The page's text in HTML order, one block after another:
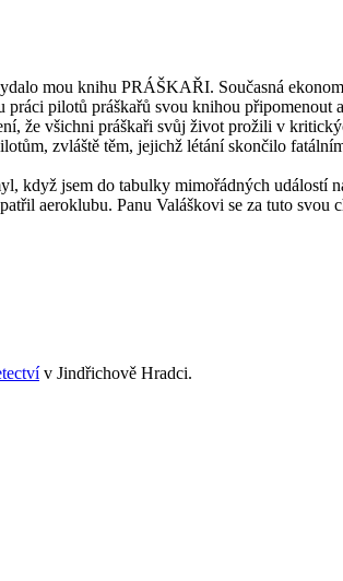
mou knihu PRÁŠKAŘI. Současná
práci pilotů práškařů svou knihou
že všichni práškaři svůj život prožili v
zvláště těm, jejichž létání skončilo
když jsem do tabulky mimořádných událostí
aeroklubu. Panu Valáškovi se za tuto svou
v Jindřichově Hradci.